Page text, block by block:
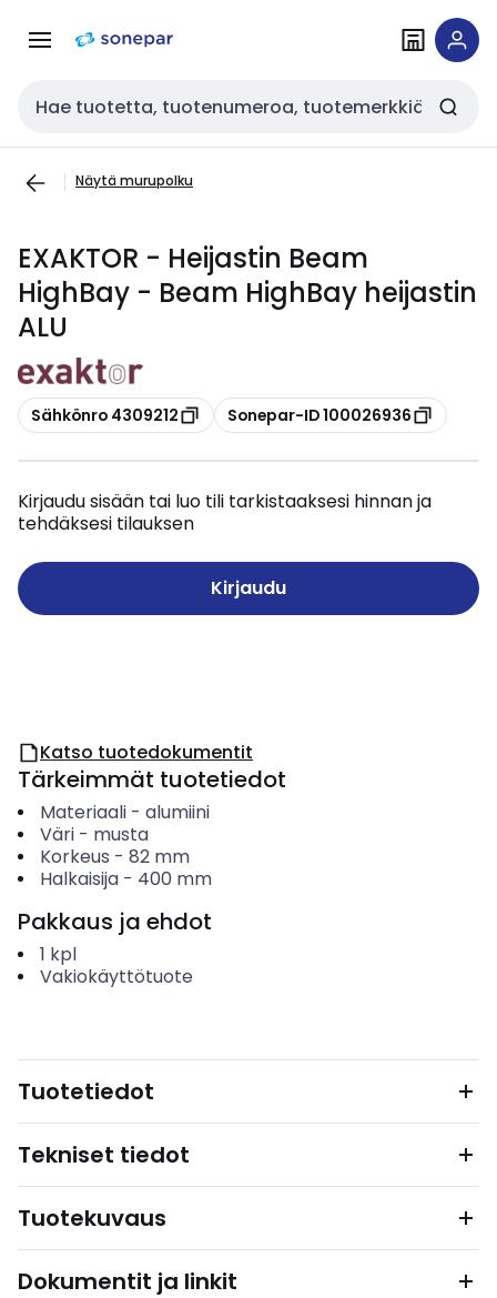
navigointiinsisältöön
Haku
Näytä murupolku
EXAKTOR - Heijastin Beam
HighBay - Beam HighBay heijastin
ALU
Kopioi
Sähkönro 4309212 Kopioi
Sonepar-ID 100026936
Kirjaudu sisään tai luo tili tarkistaaksesi hinnan ja
tehdäksesi tilauksen
Kirjaudu
Katso tuotedokumentit
Tärkeimmät tuotetiedot
Materiaali- alumiini
Väri- musta
Korkeus - 82 mm
Halkaisija- 400 mm
Pakkaus ja ehdot
1 kpl
Vakiokäyttötuote
Tuotetiedot
Tekniset tiedot
Tuotekuvaus
Dokumentit ja linkit